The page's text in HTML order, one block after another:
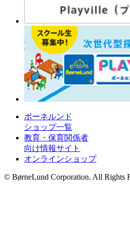
ボーネルンド
ショップ一覧
教育・保育関係者
向け情報サイト
オンラインショップ
© BørneLund Corporation. All Rights